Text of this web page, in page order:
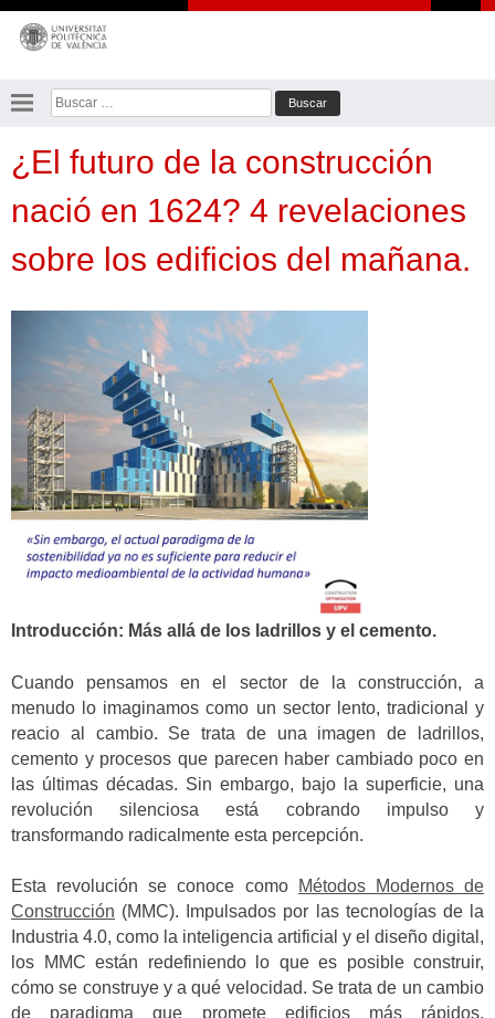
Saltar
contenido
Buscar:
¿El futuro de la construcción
nació en 1624? 4 revelaciones
sobre los edificios del mañana.
Introducción: Más allá de los ladrillos y el cemento.
Cuando pensamos en el sector de la construcción, a
menudo lo imaginamos como un sector lento, tradicional y
reacio al cambio. Se trata de una imagen de ladrillos,
cemento y procesos que parecen haber cambiado poco en
las últimas décadas. Sin embargo, bajo la superficie, una
revolución silenciosa está cobrando impulso y
transformando radicalmente esta percepción.
Esta revolución se conoce como
Métodos Modernos de
Construcción (MMC). Impulsados por las tecnologías de la
Industria 4.0, como la inteligencia artificial y el diseño digital,
los MMC están redefiniendo lo que es posible construir,
cómo se construye y a qué velocidad. Se trata de un cambio
de paradigma que promete edificios más rápidos,